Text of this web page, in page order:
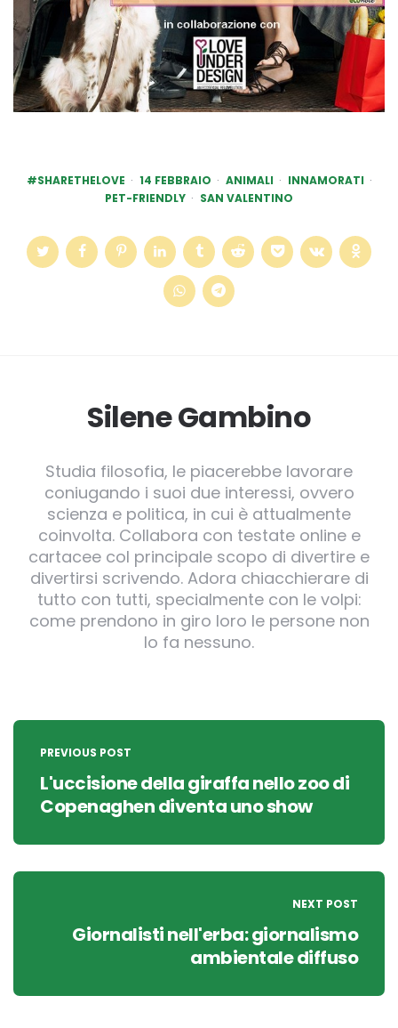
#SHARETHELOVE 14 FEBBRAIO ANIMALI
INNAMORATI
PET-FRIENDLY
SAN VALENTINO
Silene Gambino
Studia filosofia, le piacerebbe lavorare
coniugando i suoi due interessi, ovvero
scienza e politica, in cui è attualmente
coinvolta. Collabora con testate online e
cartacee col principale scopo di divertire e
divertirsi scrivendo. Adora chiacchierare di
tutto con tutti, specialmente con le volpi:
come prendono in giro loro le persone non
lo fa nessuno.
Post
navigation
PREVIOUS POST
L'uccisione della giraffa nello zoo di
Copenaghen diventa uno show
NEXT POST
Giornalisti nell'erba: giornalismo
ambientale diffuso